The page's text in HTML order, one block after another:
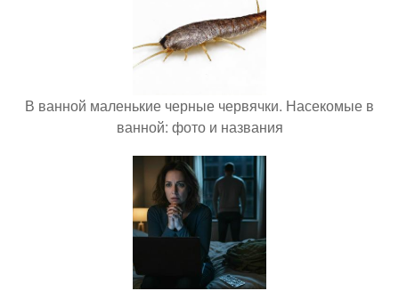
В ванной маленькие черные червячки. Насекомые в
ванной: фото и названия